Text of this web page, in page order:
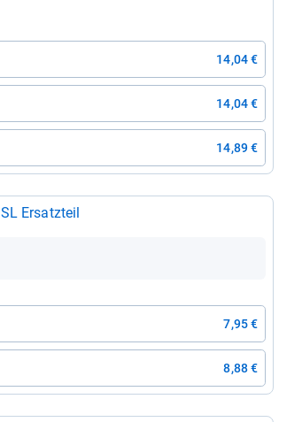
14,04 €
14,04 €
14,89 €
Ersatz­teil
7,95 €
8,88 €